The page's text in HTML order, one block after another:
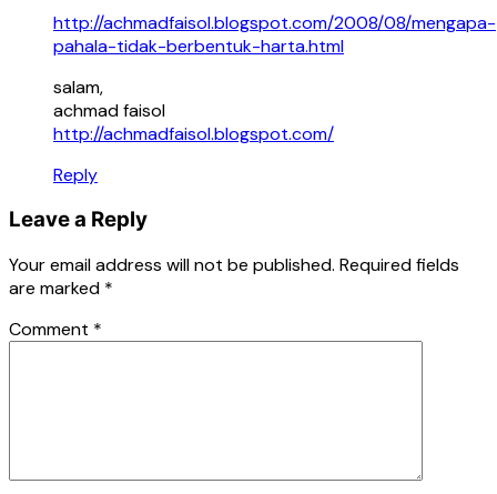
http://achmadfaisol.blogspot.com/2008/08/mengapa-
pahala-tidak-berbentuk-harta.html
salam,
achmad faisol
http://achmadfaisol.blogspot.com/
Reply
Leave a Reply
Your email address will not be published. Required fields
are marked *
Comment *